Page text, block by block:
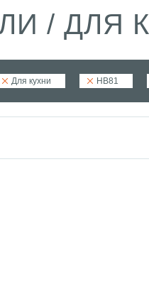
/ ДЛЯ
Для кухни HB81